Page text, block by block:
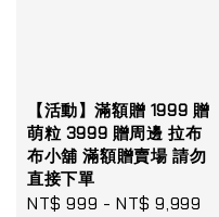
【活動】滿額贈 1999 贈
萌粒 3999 贈周邊 拉布
布小舖 滿額贈賣場 請勿
直接下單
Sale
NT$ 999 -NT$ 9,999